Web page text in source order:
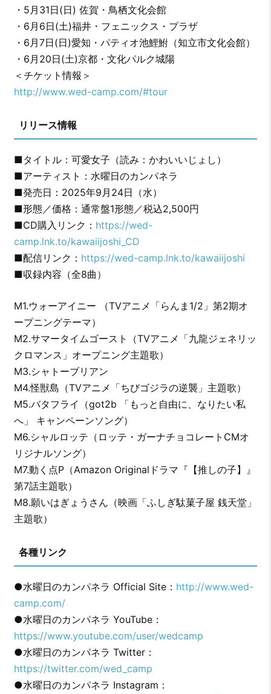
・5月31日(日) 佐賀・鳥栖文化会館
・6月6日(土)福井・フェニックス・プラザ
・6月7日(日)愛知・パティオ池鯉鮒（知立市文化会館）
・6月20日(土)京都・文化パルク城陽
＜チケット情報＞
http://www.wed-camp.com/#tour
リリース情報
■タイトル：可愛女子（読み：かわいいじょし）
■アーティスト：水曜日のカンパネラ
■発売日：2025年9月24日（水）
■形態／価格：通常盤1形態／税込2,500円
■CD購入リンク： https://wed-
camp.lnk.to/kawaiijoshi_CD
■配信リンク： https://wed-camp.lnk.to/kawaiijoshi
■収録内容（全8曲）
M1.ウォーアイニー （TVアニメ「らんま1/2」第2期オ
ープニングテーマ）
M2.サマータイムゴースト（TVアニメ「九龍ジェネリッ
クロマンス」オープニング主題歌）
M3.シャトーブリアン
M4.怪獣島（TVアニメ「ちびゴジラの逆襲」主題歌）
M5.バタフライ（got2b 「もっと自由に、なりたい私
へ」 キャンペーンソング）
M6.シャルロッテ（ロッテ・ガーナチョコレートCMオ
リジナルソング）
M7.動く点P（Amazon Originalドラマ『【推しの子】』
第7話主題歌）
M8.願いはぎょうさん（映画「ふしぎ駄菓子屋 銭天堂」
主題歌）
各種リンク
●水曜日のカンパネラ Official Site： http://www.wed-
camp.com/
●水曜日のカンパネラ YouTube：
https://www.youtube.com/user/wedcamp
●水曜日のカンパネラ Twitter：
https://twitter.com/wed_camp
●水曜日のカンパネラ Instagram：